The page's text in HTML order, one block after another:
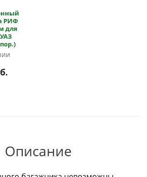
РИФ
для
Описание